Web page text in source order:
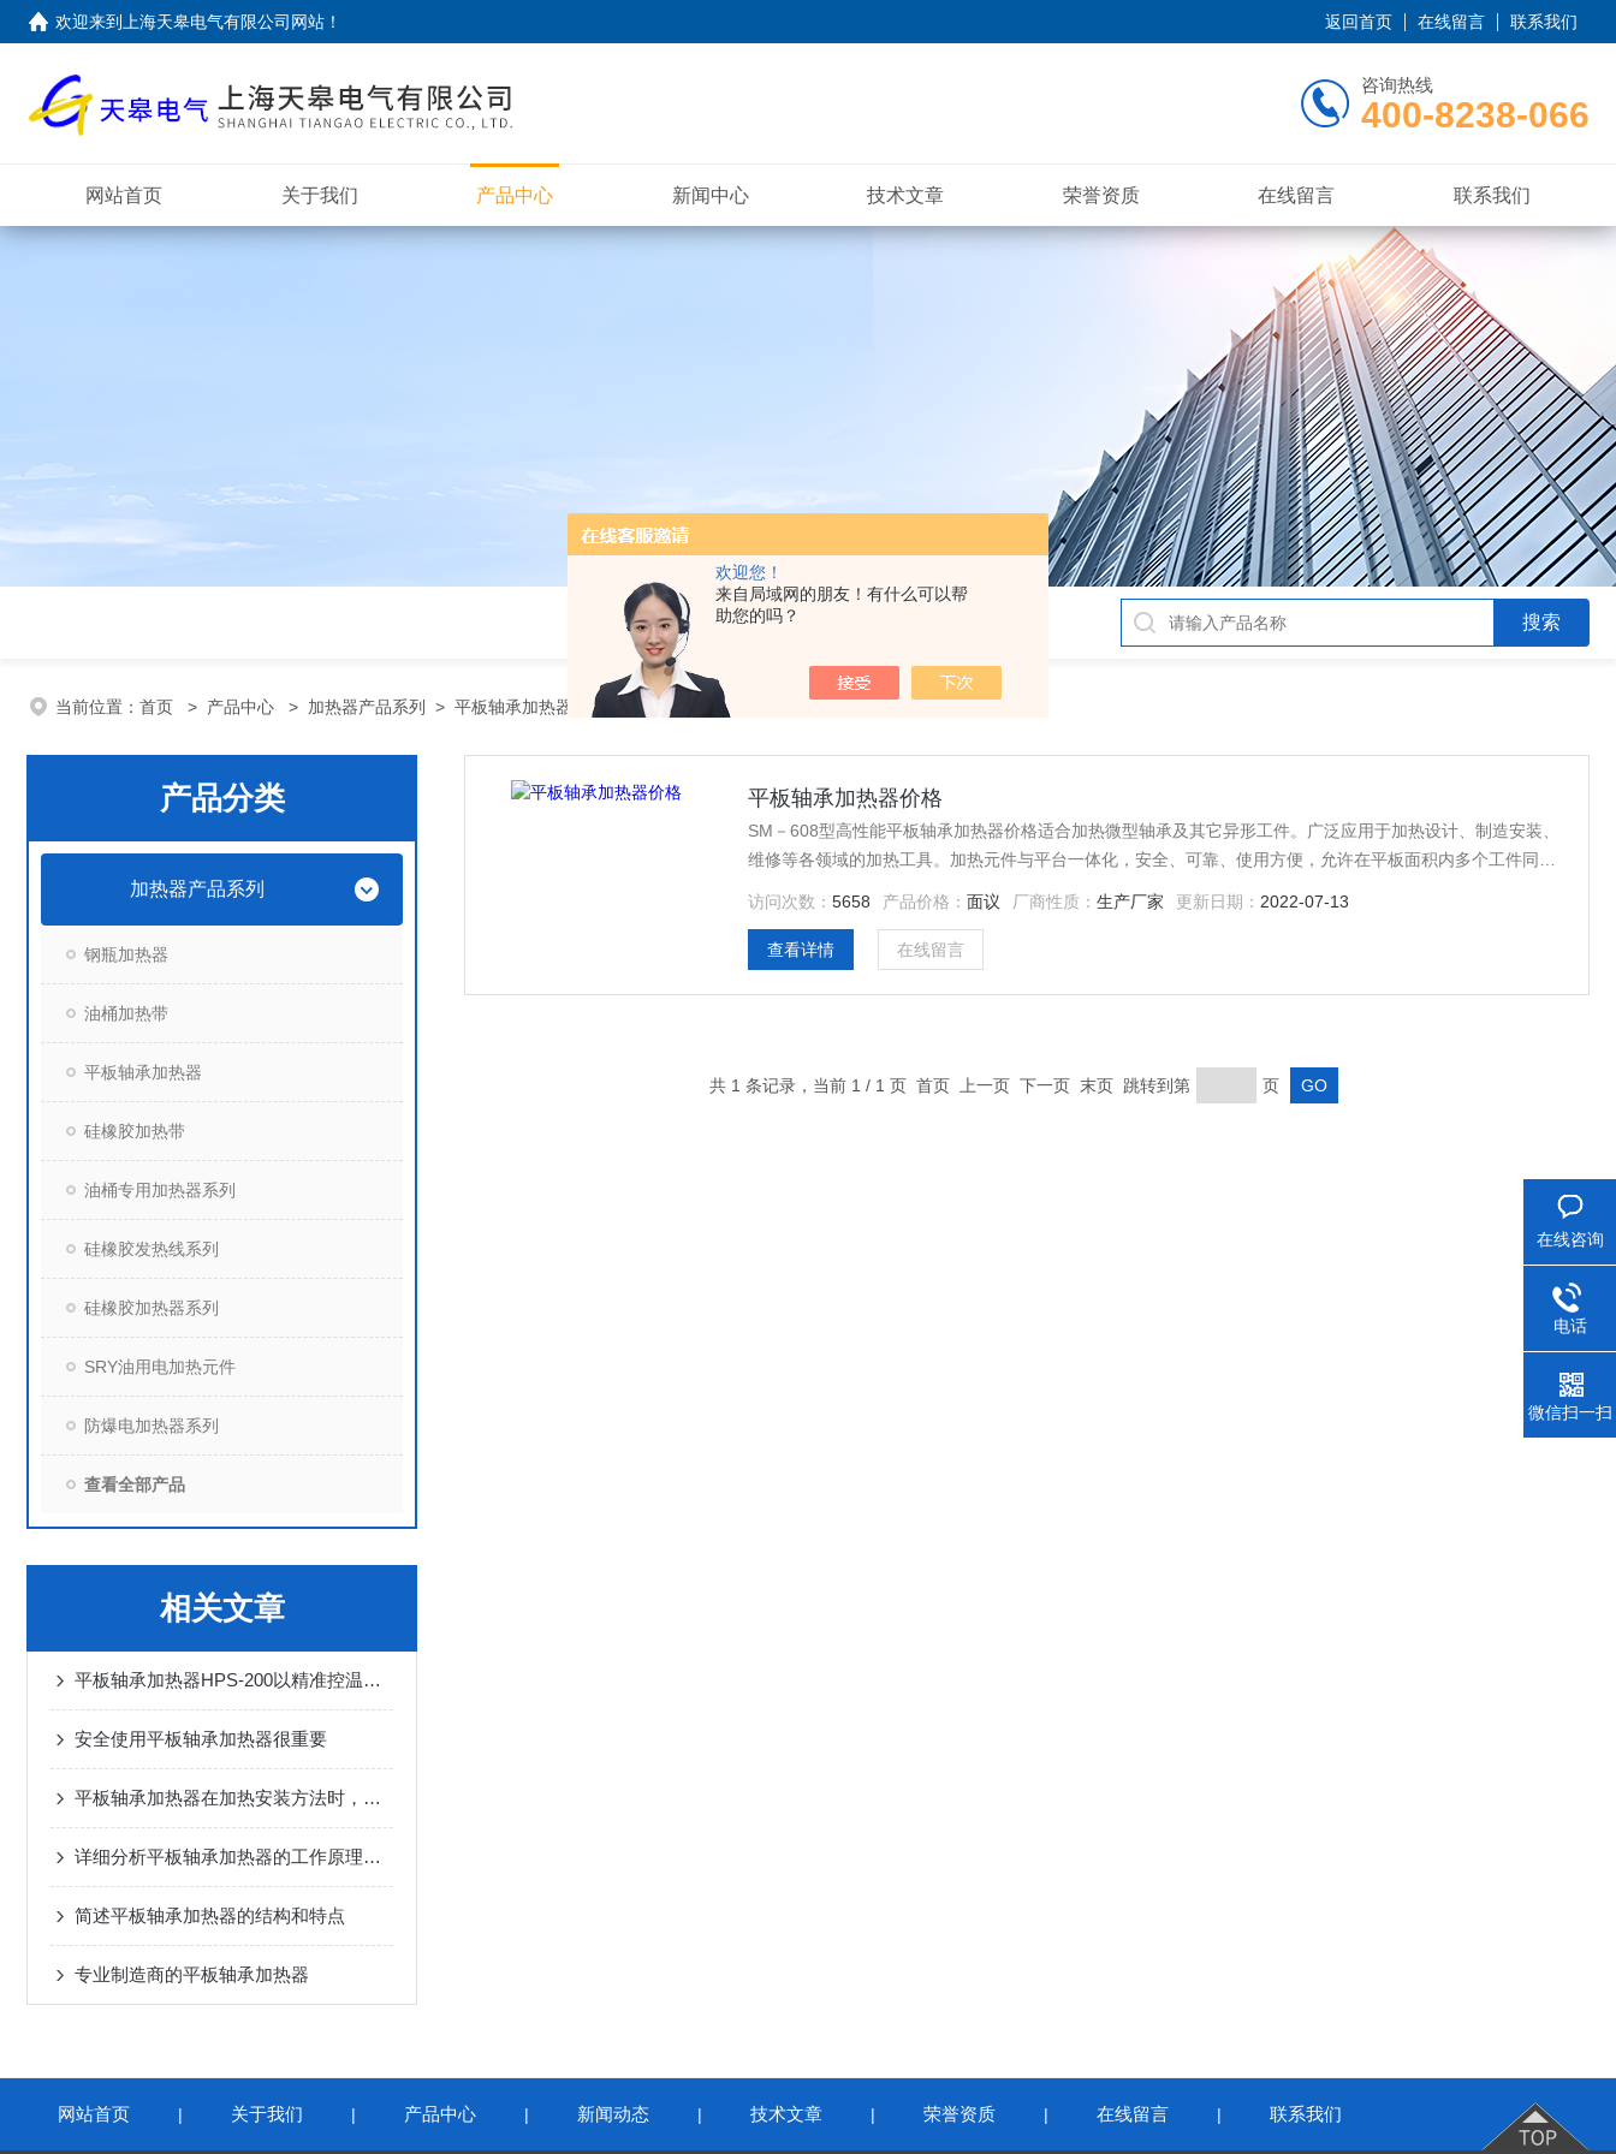
欢迎您！
来自局域网的朋友！有什么可以帮
助您的吗？
欢迎来到上海天皋电气有限公司网站！ 返回首页 在线留言 联系我们
咨询热线
400-8238-066
网站首页 关于我们 产品中心 新闻中心 技术文章 荣誉资质 在线留言 联系我们
当前位置： 首页 > 产品中心 > 加热器产品系列 > 平板轴承加热器
产品分类
加热器产品系列
钢瓶加热器
油桶加热带
平板轴承加热器
硅橡胶加热带
油桶专用加热器系列
硅橡胶发热线系列
硅橡胶加热器系列
SRY油用电加热元件
防爆电加热器系列
查看全部产品
相关文章
平板轴承加热器HPS-200以精准控温重塑工业装配新范式
安全使用平板轴承加热器很重要
平板轴承加热器在加热安装方法时，要注意哪些方面？
详细分析平板轴承加热器的工作原理、特点及使用步骤
简述平板轴承加热器的结构和特点
专业制造商的平板轴承加热器
平板轴承加热器价格
SM－608型高性能平板轴承加热器价格适合加热微型轴承及其它异形工件。广泛应用于加热设计、制造安装、
维修等各领域的加热工具。加热元件与平台一体化，安全、可靠、使用方便，允许在平板面积内多个工件同时
访问次数： 5658 产品价格： 面议 厂商性质： 生产厂家 更新日期： 2022-07-13
查看详情 在线留言
共 1 条记录，当前 1 / 1 页 首页 上一页 下一页 末页 跳转到第 页
网站首页 | 关于我们 | 产品中心 | 新闻动态 | 技术文章 | 荣誉资质 | 在线留言 | 联系我们
在线咨询
电话
微信扫一扫